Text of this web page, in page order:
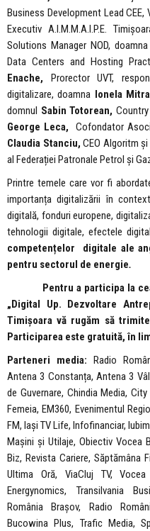
Business Development Lead CEE,
Executiv A.I.M.M.A.I.P.E.
Solutions Manager NOD, doamna
Data Centers and Hosting
Enache,
Prorector UVT,
digitalizare, doamna
Ionela
domnul Sabin Totorean,
George Leca, Cofondator
Claudia Stanciu,CEO Algoritm și
al Federației Patronale Petrol și
Printre temele care vor fi
importanța digitalizării în
digitală, fonduri europene,
tehnologii digitale, efectele
competențelor digitale ale
pentru sectorul de energie.
Pentru a participa la
„Digital Up. Dezvoltare
Timișoara vă rugăm să
Participarea este gratuită, în
Parteneri media: Radio
Antena 3 Constanța, Antena 3
de Guvernare, Chindia Media,
Femeia, EM360, Evenimentul
FM, Iași TV Life, Infofinanciar,
Mașini și Utilaje, Obiectiv Vocea
Biz, Revista Cariere, Săptămâna
Ultima Oră, ViaCluj TV,
Energynomics, Transilvania
România Brașov, Radio
Bucowina Plus, Trafic Media,